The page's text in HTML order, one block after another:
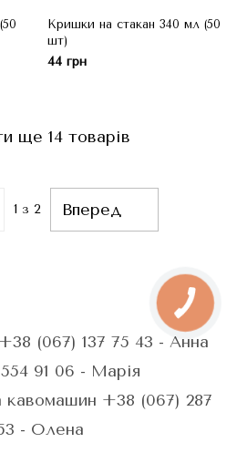
Кришки на стакан 340 мл (50
шт)
44 грн
ще 14 товарів
1 з 2 Вперед
(067) 137 75 43 - Анна
91 06 - Марія
+38 (067) 287
- Олена